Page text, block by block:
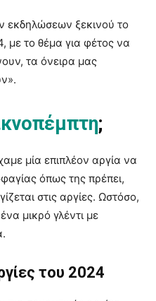
ξεκινού το
με το θέμα για φέτος να
τα όνειρα μας
;
μία επιπλέον αργία να
όπως της πρέπει,
στις αργίες. Ωστόσο,
μικρό γλέντι με
του 2024